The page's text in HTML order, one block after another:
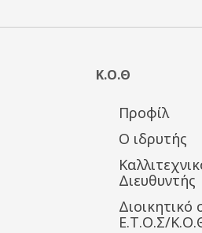
Κ.Ο.Θ
Προφίλ
Ο ιδρυτής
Διευθυντής
Διοικητικό
Ε.Τ.Ο.Σ/